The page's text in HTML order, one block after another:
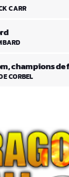
champions de
CORBEL
CARR